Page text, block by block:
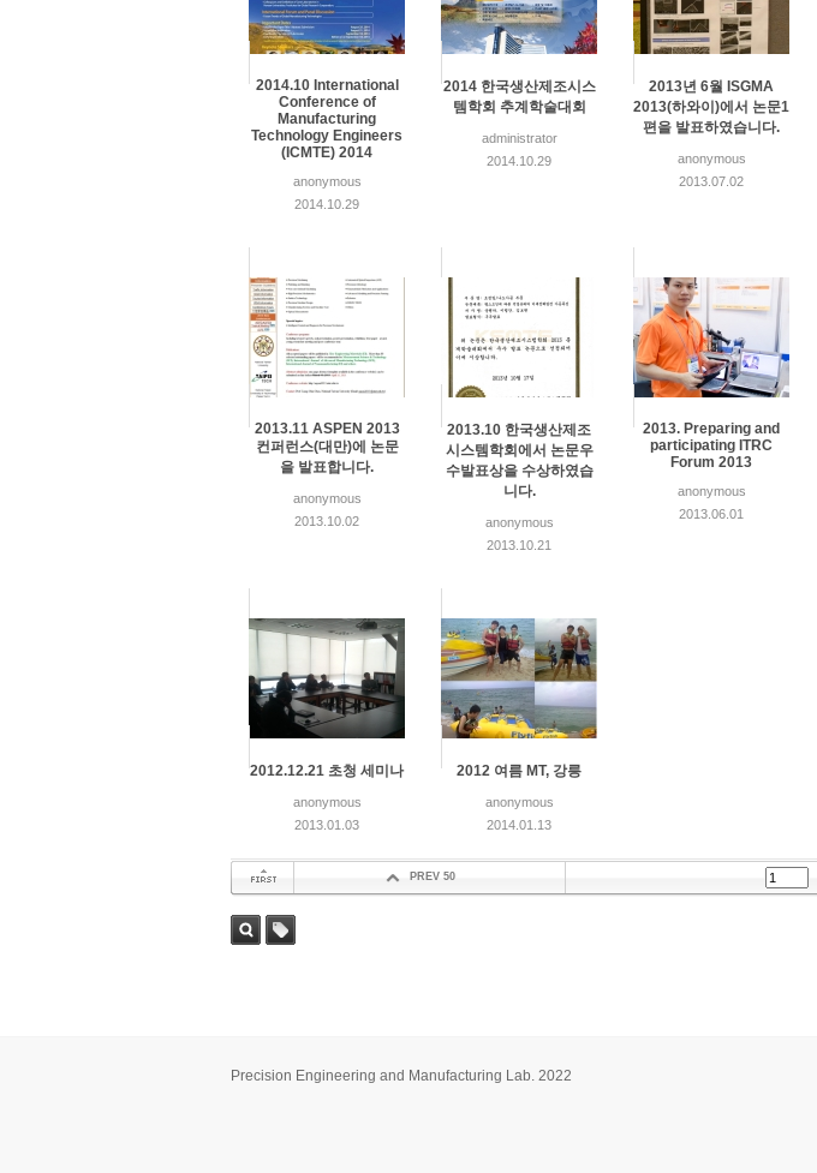
2014.10 International
Conference of
Manufacturing
Technology Engineers
(ICMTE) 2014
anonymous
2014.10.29
2014 한국생산제조시스
템학회 추계학술대회
administrator
2014.10.29
2013년 6월 ISGMA
2013(하와이)에서 논문1
편을 발표하였습니다.
anonymous
2013.07.02
2013.11 ASPEN 2013
컨퍼런스(대만)에 논문
을 발표합니다.
anonymous
2013.10.02
2013.10 한국생산제조
시스템학회에서 논문우
수발표상을 수상하였습
니다.
anonymous
2013.10.21
2013. Preparing and
participating ITRC
Forum 2013
anonymous
2013.06.01
2012.12.21 초청 세미나
anonymous
2013.01.03
2012 여름 MT, 강릉
anonymous
2014.01.13
PREV 50
Precision Engineering and Manufacturing Lab. 2022